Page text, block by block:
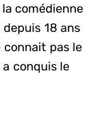
comédienne
18 ans
connait pas le
conquis le